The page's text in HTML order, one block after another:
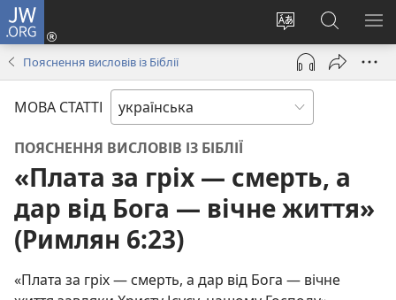
JW.ORG
Змінити
мову
сайту
Увійти
(відкривається
новому
вікні)
Пошук
на
сайті
Пояснення висловів із Біблії
МОВА СТАТТІ
ПОЯСНЕННЯ ВИСЛОВІВ ІЗ БІБЛІЇ
«Плата за гріх — смерть, а
дар від Бога — вічне життя»
(Римлян 6:23)
«Плата за гріх — смерть, а дар від Бога — вічне